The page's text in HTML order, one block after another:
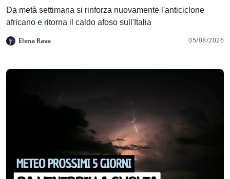
Da metà settimana si rinforza nuovamente l'anticiclone
africano e ritorna il caldo afoso sull'Italia
Elena Rava 05/08/2026